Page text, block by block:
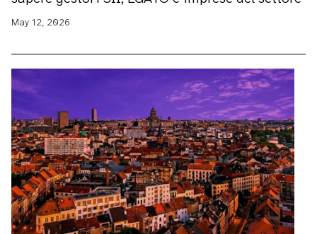
May 12, 2026